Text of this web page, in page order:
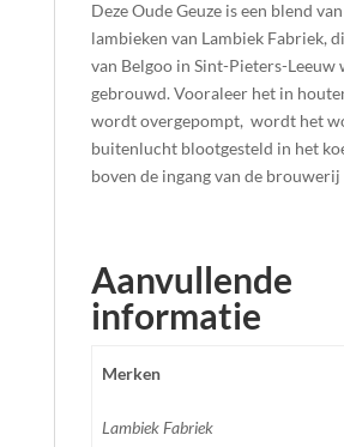
Deze Oude Geuze is een blend
lambieken van Lambiek Fabriek,
van Belgoo in Sint-Pieters-Leeuw
gebrouwd. Vooraleer het in
wordt overgepompt, wordt het
buitenlucht blootgesteld in het
boven de ingang van de brouwerij
Aanvullende
informatie
Merken
Lambiek Fabriek